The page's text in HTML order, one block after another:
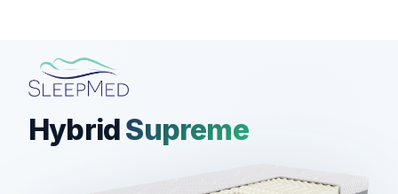
HybridSupreme